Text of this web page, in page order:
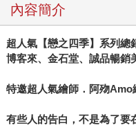
內容簡介
超人氣【戀之四季】系列總
博客來、金石堂、誠品暢銷
特邀超人氣繪師．阿歾Amo
有些人的告白，不是為了要